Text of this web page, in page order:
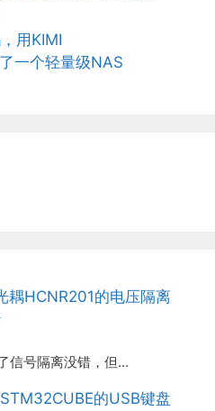
用KIMI
一个轻量级NAS
耦HCNR201的电压隔离
信号隔离没错，但…
的USB键盘